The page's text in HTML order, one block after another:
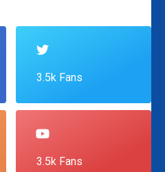
3.5k Fans
3.5k Fans